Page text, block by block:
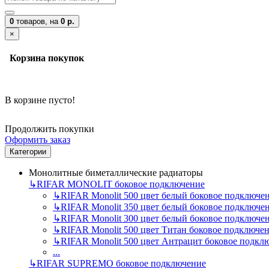
0 товаров, на 0 р.
×
Корзина покупок
В корзине пусто!
Продолжить покупки
Оформить заказ
Категории
Монолитные биметаллические радиаторы
↳RIFAR MONOLIT боковое подключение
↳RIFAR Monolit 500 цвет белый боковое
↳RIFAR Monolit 350 цвет белый боковое
↳RIFAR Monolit 300 цвет белый боковое
↳RIFAR Monolit 500 цвет Титан боковое
↳RIFAR Monolit 500 цвет Антрацит боковое
...
↳RIFAR SUPREMO боковое подключение